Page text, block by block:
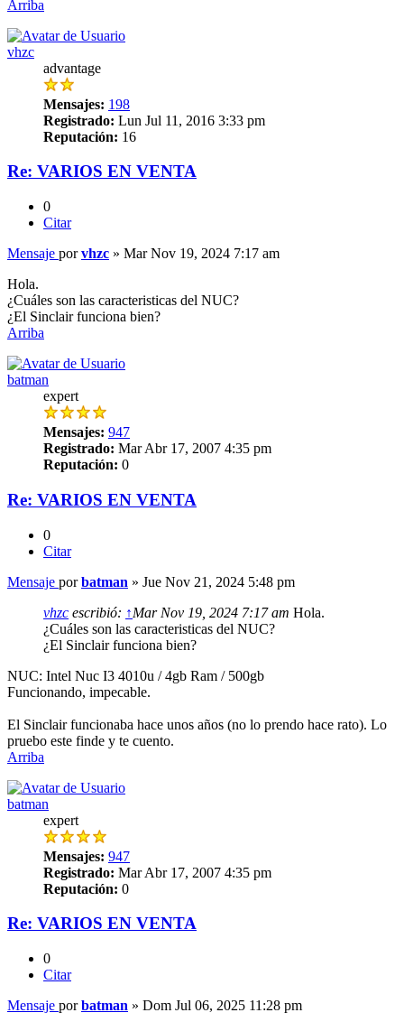
Arriba
vhzc
advantage
Mensajes: 198
Registrado: Lun Jul 11, 2016 3:33 pm
Reputación: 16
Re: VARIOS EN VENTA
0
Citar
Mensaje porvhzc » Mar Nov 19, 2024 7:17 am
Hola.
¿Cuáles son las caracteristicas del NUC?
¿El Sinclair funciona bien?
Arriba
batman
expert
Mensajes: 947
Registrado: Mar Abr 17, 2007 4:35 pm
Reputación: 0
Re: VARIOS EN VENTA
0
Citar
Mensaje porbatman » Jue Nov 21, 2024 5:48 pm
vhzc escribió: ↑Mar Nov 19, 2024 7:17 am Hola.
¿Cuáles son las caracteristicas del NUC?
¿El Sinclair funciona bien?
NUC: Intel Nuc I3 4010u / 4gb Ram / 500gb
Funcionando, impecable.
El Sinclair funcionaba hace unos años (no lo prendo hace rato). Lo
pruebo este finde y te cuento.
Arriba
batman
expert
Mensajes: 947
Registrado: Mar Abr 17, 2007 4:35 pm
Reputación: 0
Re: VARIOS EN VENTA
0
Citar
Mensaje porbatman » Dom Jul 06, 2025 11:28 pm